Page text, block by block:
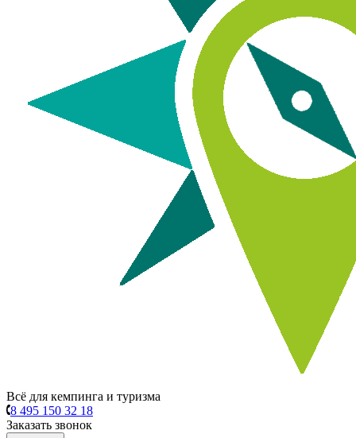
Всё для кемпинга и туризма
8 495 150 32 18
Заказать звонок